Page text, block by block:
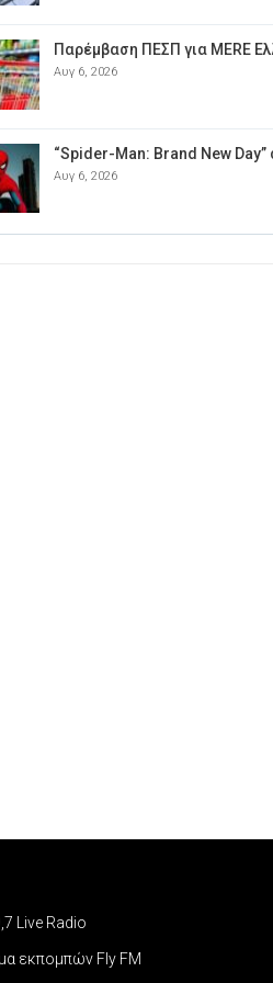
Παρέμβαση ΠΕΣΠ για MERE
Αυγ 6, 2026
“Spider-Man: Brand New
Αυγ 6, 2026
Live Radio
εκπομπών Fly FM